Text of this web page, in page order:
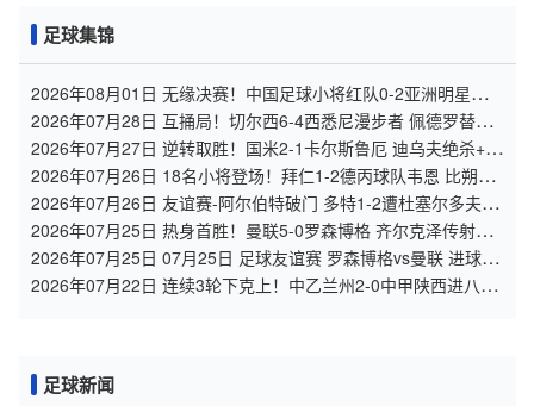
足球集锦
2026年08月01日 无缘决赛！中国足球小将红队0-2亚洲明星联，
后者决赛战杭州足管
2026年07月28日 互捅局！切尔西6-4西悉尼漫步者 佩德罗替补3
射1传阿隆索开门红
2026年07月27日 逆转取胜！国米2-1卡尔斯鲁厄 迪乌夫绝杀+双
响+世界波破门
2026年07月26日 18名小将登场！拜仁1-2德丙球队韦恩 比朔夫
点射乌尔赖希“下蛋”
2026年07月26日 友谊赛-阿尔伯特破门 多特1-2遭杜塞尔多夫逆
转
2026年07月25日 热身首胜！曼联5-0罗森博格 齐尔克泽传射莱
西德瓦尼阿玛斯破门
2026年07月25日 07月25日 足球友谊赛 罗森博格vs曼联 进球视
频
2026年07月22日 连续3轮下克上！中乙兰州2-0中甲陕西进八强
足球新闻